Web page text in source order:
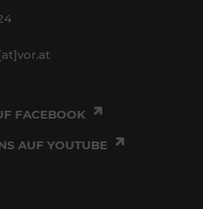
FACEBOOK
AUF YOUTUBE